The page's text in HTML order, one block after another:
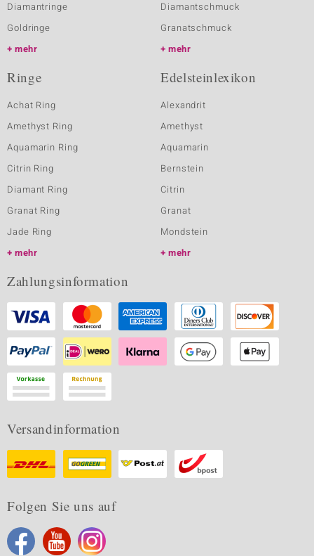
Diamantringe
Goldringe
mehr
Diamantschmuck
Granatschmuck
mehr
Ringe
Achat Ring
Amethyst Ring
Aquamarin Ring
Citrin Ring
Diamant Ring
Granat Ring
Jade Ring
mehr
Edelsteinlexikon
Alexandrit
Amethyst
Aquamarin
Bernstein
Citrin
Granat
Mondstein
mehr
Zahlungsinformation
Versandinformation
Folgen Sie uns auf